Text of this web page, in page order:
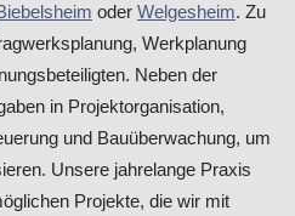
oder Welgesheim. Zu
Werkplanung
Neben der
in Projektorganisation,
und Bauüberwachung, um
Unsere jahrelange Praxis
Projekte, die wir mit